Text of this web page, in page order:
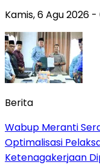
Kamis, 6 Agu 2026 -
Berita
Wabup Meranti
Optimalisasi
Ketenagakerjaan